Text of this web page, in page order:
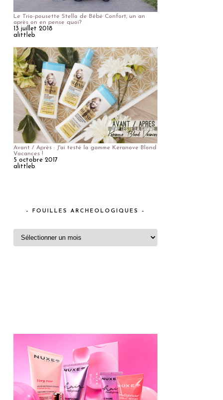
Le Trio-pousette Stella de Bébé Confort, un an
après on en pense quoi?
13 juillet 2018
alittleb
Avant / Après : J'ai testé la gamme Keranove Blond
Vacances !
5 octobre 2017
alittleb
– FOUILLES ARCHEOLOGIQUES –